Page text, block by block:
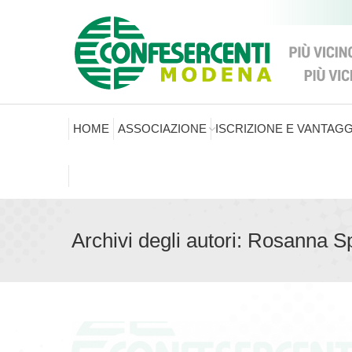
HOME ASSOCIAZIONE ISCRIZIONE E
Archivi degli autori: Rosanna